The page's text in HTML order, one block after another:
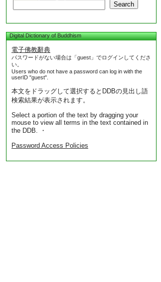
Search
Digital Dictionary of Buddhism
電子佛教辭典
パスワードがない場合は「guest」でログインしてくださ
い。
Users who do not have a password can log in with the
userID "guest".
本文をドラッグして選択するとDDBの見出し語
検索結果が表示されます。
Select a portion of the text by dragging your
mouse to view all terms in the text contained in
the DDB. ・
Password Access Policies